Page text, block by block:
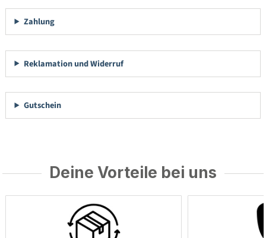
Zahlung
Reklamation und Widerruf
Gutschein
Deine Vorteile bei uns